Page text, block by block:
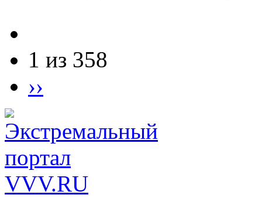
1 из 358
››